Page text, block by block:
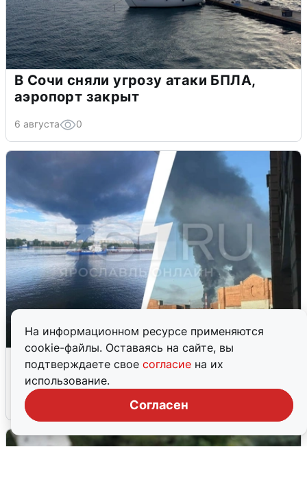
На информационном ресурсе применяются
cookie-файлы. Оставаясь на сайте, вы
подтверждаете свое согласие на их
использование.
Согласен
В Сочи сняли угрозу атаки БПЛА,
аэропорт закрыт
6 августа 0
Ночная атака БПЛА на Ярославль:
попадания и последствия
6 августа